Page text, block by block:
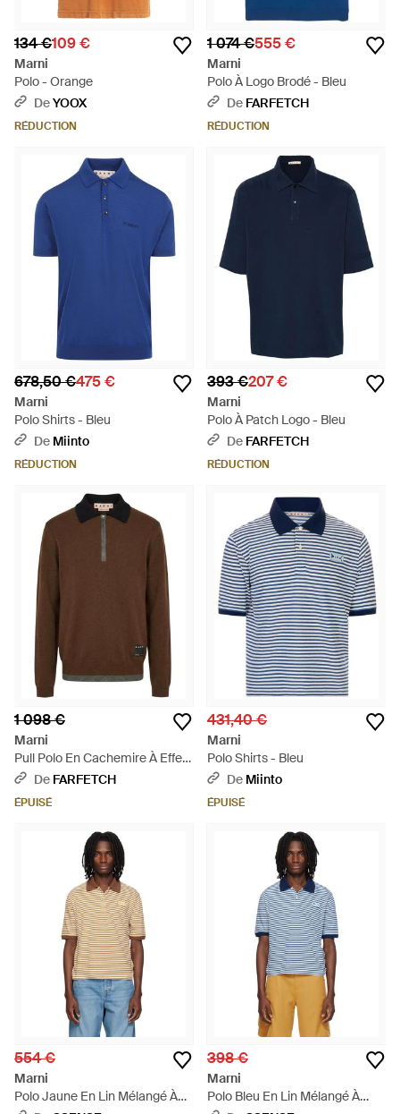
134 €109 €
Marni
Polo - Orange
DeYOOX
RÉDUCTION
1 074 €555 €
Marni
Polo À Logo Brodé - Bleu
De FARFETCH
RÉDUCTION
678,50 €475 €
Marni
Polo Shirts - Bleu
De Miinto
RÉDUCTION
393 €207 €
Marni
Polo À Patch Logo - Bleu
De FARFETCH
RÉDUCTION
1 098 €
Marni
Pull Polo En Cachemire À Effet
Superposé - Marron
De FARFETCH
ÉPUISÉ
431,40 €
Marni
Polo Shirts - Bleu
De Miinto
ÉPUISÉ
554 €
Marni
Polo Jaune En Lin Mélangé À
398 €
Marni
Polo Bleu En Lin Mélangé À